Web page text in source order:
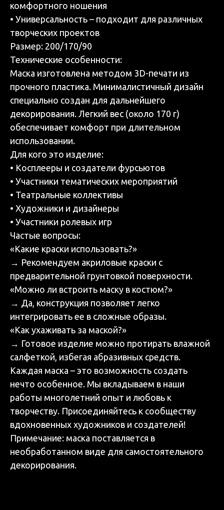
комфортного ношения
• Универсальность – подходит для различных
творческих проектов
Размер: 200/170/90
Технические особенности:
Маска изготовлена методом 3D-печати из
прочного пластика. Минималистичный дизайн
специально создан для дальнейшего
декорирования. Легкий вес (около 170 г)
обеспечивает комфорт при длительном
использовании.
Для кого это изделие:
• Косплееры и создатели фурсьютов
• Участники тематических мероприятий
• Театральные коллективы
• Художники и дизайнеры
• Участники ролевых игр
Частые вопросы:
«Какие краски использовать?»
→ Рекомендуем акриловые краски с
предварительной грунтовкой поверхности.
«Можно ли встроить маску в костюм?»
→ Да, конструкция позволяет легко
интегрировать ее в сложные образы.
«Как ухаживать за маской?»
→ Готовое изделие можно протирать влажной
салфеткой, избегая абразивных средств.
Каждая маска – это возможность создать
нечто особенное. Мы вкладываем в наши
работы многолетний опыт и любовь к
творчеству. Присоединяйтесь к сообществу
вдохновенных художников и создателей!
Примечание: маска поставляется в
необработанном виде для самостоятельного
декорирования.